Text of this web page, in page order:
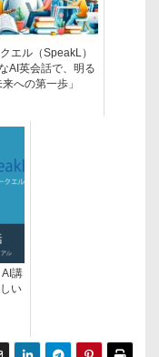
エル（SpeakL）
AI英会話で、明る
への第一歩」
講
い